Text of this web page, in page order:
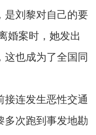
是刘黎对自己的要
婚案时，她发出
这也成为了全国同
连发生恶性交通
多次跑到事发地勘